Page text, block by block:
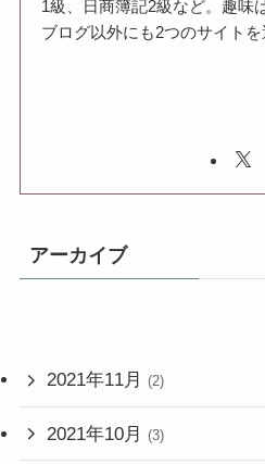
1級、日商簿記2級など。趣味
ブログ以外にも2つのサイトを
アーカイブ
2021年11月 (2)
2021年10月 (3)